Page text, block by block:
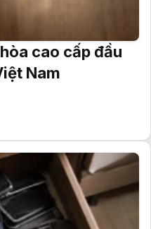
cao cấp đầu
Nam